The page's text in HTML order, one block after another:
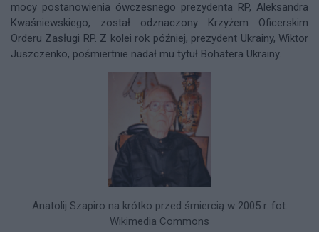
mocy postanowienia ówczesnego prezydenta RP, Aleksandra
Kwaśniewskiego, został odznaczony Krzyżem Oficerskim
Orderu Zasługi RP. Z kolei rok później, prezydent Ukrainy, Wiktor
Juszczenko, pośmiertnie nadał mu tytuł Bohatera Ukrainy.
Anatolij Szapiro na krótko przed śmiercią w 2005 r. fot.
Wikimedia Commons